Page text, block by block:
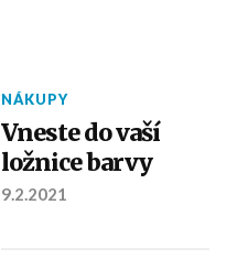
NÁKUPY
Vneste do vaší
ložnice barvy
9.2.2021